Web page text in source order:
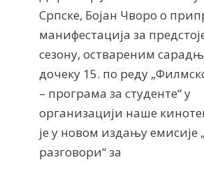
Српске, Бојан Чворо о
манифестација за
сезону, оствареним
дочеку 15. по реду
– програма за студенте“ у
организацији наше
је у новом издању емисије
разговори“ за